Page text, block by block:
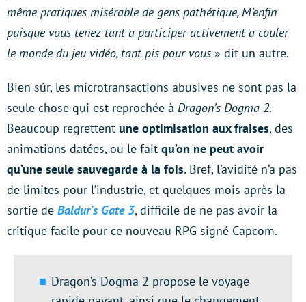
même pratiques misérable de gens pathétique, M’enfin
puisque vous tenez tant a participer activement a couler
le monde du jeu vidéo, tant pis pour vous » dit un autre.
Bien sûr, les microtransactions abusives ne sont pas la
seule chose qui est reprochée à Dragon’s Dogma 2.
Beaucoup regrettent une optimisation aux fraises, des
animations datées, ou le fait qu’on ne peut avoir
qu’une seule sauvegarde à la fois. Bref, l’avidité n’a pas
de limites pour l’industrie, et quelques mois après la
sortie de Baldur’s Gate 3, difficile de ne pas avoir la
critique facile pour ce nouveau RPG signé Capcom.
Dragon’s Dogma 2 propose le voyage